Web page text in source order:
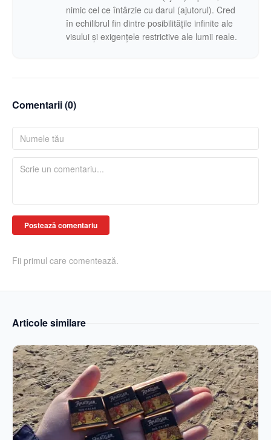
nimic cel ce întârzie cu darul (ajutorul). Cred
în echilibrul fin dintre posibilitățile infinite ale
visului și exigențele restrictive ale lumii reale.
Comentarii (0)
Postează comentariu
Fii primul care comentează.
Articole similare